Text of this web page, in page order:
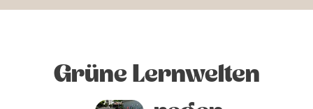
Grüne Lernwelten